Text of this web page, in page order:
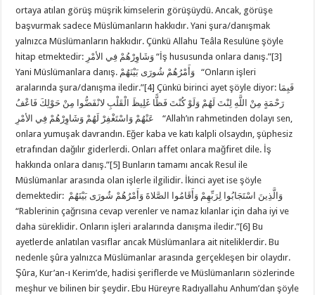
ortaya atılan görüş müşrik kimselerin görüşüydü. Ancak, görüşe
başvurmak sadece Müslümanların hakkıdır. Yani şura/danışmak
yalnızca Müslümanların hakkıdır. Çünkü Allahu Teâla Resulüne şöyle
hitap etmektedir: وَشَاوِرْهُمْ فِي الأمْرِ “İş hususunda onlara danış.”[3]
Yani Müslümanlara danış. وَأَمْرُهُمْ شُورَى بَيْنَهُمْ “Onların işleri
aralarında şura/danışma iledir.”[4] Çünkü birinci ayet şöyle diyor: فَبِمَا
رَحْمَةٍ مِنْ اللَّهِ لِنْتَ لَهُمْ وَلَوْ كُنْتَ فَظًّا غَلِيظَ الْقَلْبِ لانْفَضُّوا مِنْ حَوْلِكَ فَاعْفُ
عَنْهُمْ وَاسْتَغْفِرْ لَهُمْ وَشَاوِرْهُمْ فِي الأمْرِ “Allah’ın rahmetinden dolayı sen,
onlara yumuşak davrandın. Eğer kaba ve katı kalpli olsaydın, şüphesiz
etrafından dağılır giderlerdi. Onları affet onlara mağfiret dile. İş
hakkında onlara danış.”[5] Bunların tamamı ancak Resul ile
Müslümanlar arasında olan işlerle ilgilidir. İkinci ayet ise şöyle
demektedir: وَالَّذِينَ اسْتَجَابُوا لِرَبِّهِمْ وَأَقَامُوا الصَّلاةَ وَأَمْرُهُمْ شُورَى بَيْنَهُمْ
“Rablerinin çağrısına cevap verenler ve namaz kılanlar için daha iyi ve
daha süreklidir. Onların işleri aralarında danışma iledir.”[6] Bu
ayetlerde anlatılan vasıflar ancak Müslümanlara ait niteliklerdir. Bu
nedenle şûra yalnızca Müslümanlar arasında gerçekleşen bir olaydır.
Şûra, Kur’an-ı Kerim’de, hadisi şeriflerde ve Müslümanların sözlerinde
meşhur ve bilinen bir şeydir. Ebu Hüreyre Radıyallahu Anhum’dan şöyle